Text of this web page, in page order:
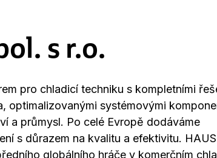
s r.o.
pro chladicí techniku s kompletními
optimalizovanými systémovými
a průmysl. Po celé Evropě dodáváme
s důrazem na kvalitu a efektivitu.
globálního hráče v komerčním